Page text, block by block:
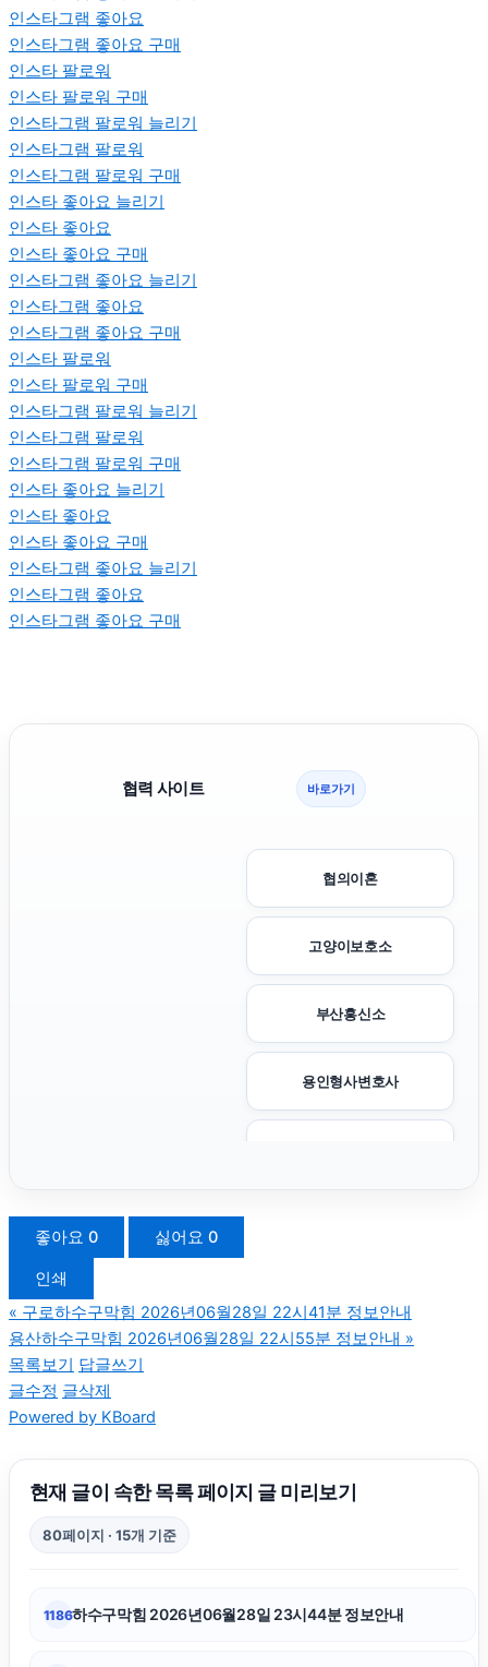
인스타그램 좋아요
인스타그램 좋아요 구매
인스타 팔로워
인스타 팔로워 구매
인스타그램 팔로워 늘리기
인스타그램 팔로워
인스타그램 팔로워 구매
인스타 좋아요 늘리기
인스타 좋아요
인스타 좋아요 구매
인스타그램 좋아요 늘리기
인스타그램 좋아요
인스타그램 좋아요 구매
인스타 팔로워
인스타 팔로워 구매
인스타그램 팔로워 늘리기
인스타그램 팔로워
인스타그램 팔로워 구매
인스타 좋아요 늘리기
인스타 좋아요
인스타 좋아요 구매
인스타그램 좋아요 늘리기
인스타그램 좋아요
인스타그램 좋아요 구매
협력 사이트 바로가기
협의이혼
고양이보호소
부산흥신소
용인형사변호사
수원이혼전문변호사
항암요양병원
상간녀소송
좋아요 0 싫어요 0
인쇄
« 구로하수구막힘 2026년06월28일 22시41분 정보안내
용산하수구막힘 2026년06월28일 22시55분 정보안내 »
목록보기 답글쓰기
글수정 글삭제
Powered by KBoard
현재 글이 속한 목록 페이지 글 미리보기
80페이지 · 15개 기준
1186하수구막힘 2026년06월28일 23시44분 정보안내